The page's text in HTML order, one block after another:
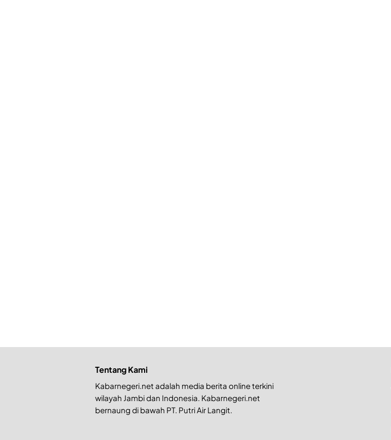
Tentang Kami
Kabarnegeri.net adalah media berita online terkini
wilayah Jambi dan Indonesia. Kabarnegeri.net
bernaung di bawah PT. Putri Air Langit.